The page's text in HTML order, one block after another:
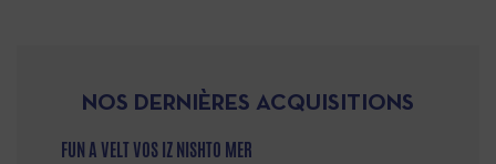
NOS DERNIÈRES ACQUISITIONS
FUN A VELT VOS IZ NISHTO MER